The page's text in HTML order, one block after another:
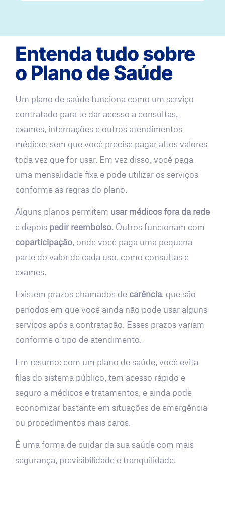
Entenda tudo sobre
o Plano de Saúde
Um plano de saúde funciona como um serviço
contratado para te dar acesso a consultas,
exames, internações e outros atendimentos
médicos sem que você precise pagar altos valores
toda vez que for usar. Em vez disso, você paga
uma mensalidade fixa e pode utilizar os serviços
conforme as regras do plano.
Alguns planos permitem usar médicos fora da rede
e depois pedir reembolso. Outros funcionam com
coparticipação, onde você paga uma pequena
parte do valor de cada uso, como consultas e
exames.
Existem prazos chamados de carência, que são
períodos em que você ainda não pode usar alguns
serviços após a contratação. Esses prazos variam
conforme o tipo de atendimento.
Em resumo: com um plano de saúde, você evita
filas do sistema público, tem acesso rápido e
seguro a médicos e tratamentos, e ainda pode
economizar bastante em situações de emergência
ou procedimentos mais caros.
É uma forma de cuidar da sua saúde com mais
segurança, previsibilidade e tranquilidade.